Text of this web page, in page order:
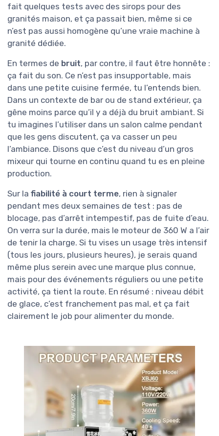
fait quelques tests avec des sirops pour des
granités maison, et ça passait bien, même si ce
n’est pas aussi homogène qu’une vraie machine à
granité dédiée.
En termes de bruit, par contre, il faut être honnête :
ça fait du son. Ce n’est pas insupportable, mais
dans une petite cuisine fermée, tu l’entends bien.
Dans un contexte de bar ou de stand extérieur, ça
gêne moins parce qu’il y a déjà du bruit ambiant. Si
tu imagines l’utiliser dans un salon calme pendant
que les gens discutent, ça va casser un peu
l’ambiance. Disons que c’est du niveau d’un gros
mixeur qui tourne en continu quand tu es en pleine
production.
Sur la fiabilité à court terme, rien à signaler
pendant mes deux semaines de test : pas de
blocage, pas d’arrêt intempestif, pas de fuite d’eau.
On verra sur la durée, mais le moteur de 360 W a l’air
de tenir la charge. Si tu vises un usage très intensif
(tous les jours, plusieurs heures), je serais quand
même plus serein avec une marque plus connue,
mais pour des événements réguliers ou une petite
activité, ça tient la route. En résumé : niveau débit
de glace, c’est franchement pas mal, et ça fait
clairement le job pour alimenter du monde.